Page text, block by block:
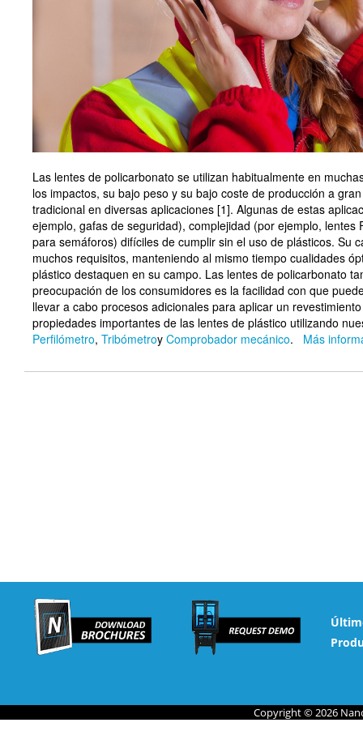
Las lentes de policarbonato se utilizan habitualmente en
los impactos, su bajo peso y su bajo coste de producción a
tradicional en diversas aplicaciones [1]. Algunas de estas
ejemplo, gafas de seguridad), complejidad (por ejemplo,
para semáforos) difíciles de cumplir sin el uso de plásticos. Su
muchos requisitos, manteniendo al mismo tiempo cualidades
plástico destaquen en su campo. Las lentes de policarbonato
preocupación de los consumidores es la facilidad con que
llevar a cabo procesos adicionales para aplicar un
propiedades importantes de las lentes de plástico utilizando
Perfilómetro, Tribómetroy Comprobador mecánico. Más
Copyright © 2026